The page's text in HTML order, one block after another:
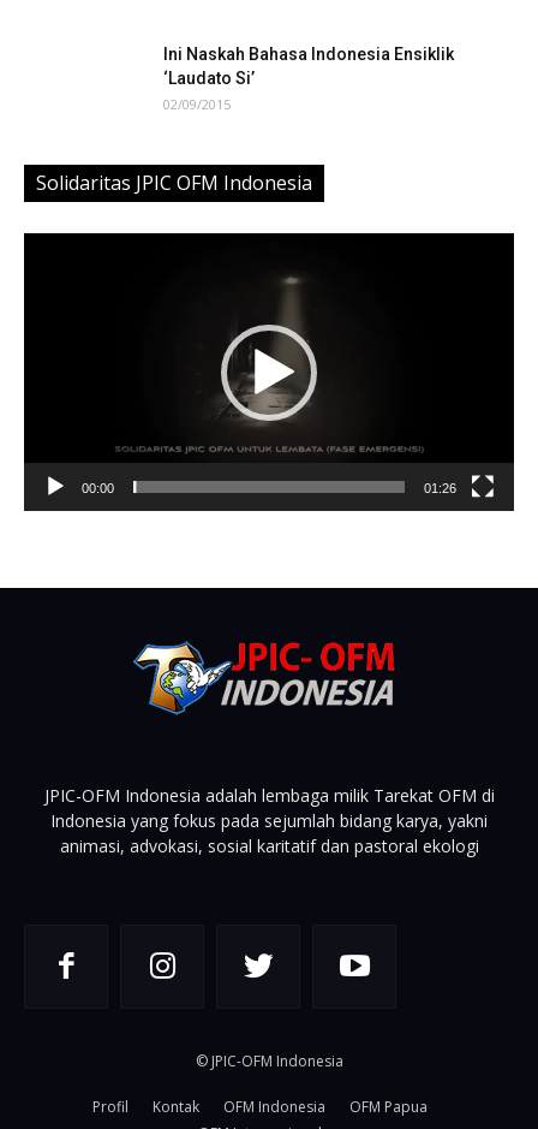
Ini Naskah Bahasa Indonesia Ensiklik
‘Laudato Si’
02/09/2015
Solidaritas JPIC OFM Indonesia
00:00 01:26
JPIC-OFM Indonesia adalah lembaga milik Tarekat OFM di
Indonesia yang fokus pada sejumlah bidang karya, yakni
animasi, advokasi, sosial karitatif dan pastoral ekologi
© JPIC-OFM Indonesia
Profil Kontak OFM Indonesia
OFM Papua